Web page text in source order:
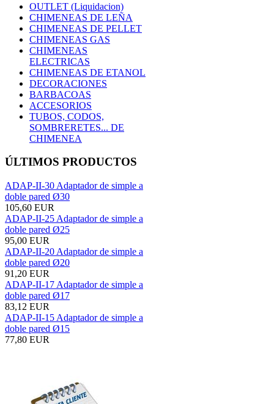
OUTLET (Liquidacion)
CHIMENEAS DE LEÑA
CHIMENEAS DE PELLET
CHIMENEAS GAS
CHIMENEAS
ELECTRICAS
CHIMENEAS DE ETANOL
DECORACIONES
BARBACOAS
ACCESORIOS
TUBOS, CODOS,
SOMBRERETES... DE
CHIMENEA
ÚLTIMOS PRODUCTOS
ADAP-II-30 Adaptador de simple a
doble pared Ø30
105,60 EUR
ADAP-II-25 Adaptador de simple a
doble pared Ø25
95,00 EUR
ADAP-II-20 Adaptador de simple a
doble pared Ø20
91,20 EUR
ADAP-II-17 Adaptador de simple a
doble pared Ø17
83,12 EUR
ADAP-II-15 Adaptador de simple a
doble pared Ø15
77,80 EUR